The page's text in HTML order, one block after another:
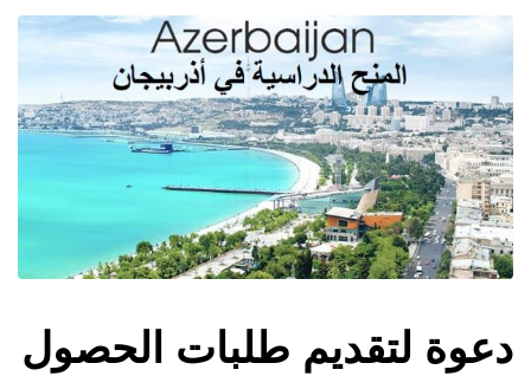
دعوة لتقديم طلبات الحصول